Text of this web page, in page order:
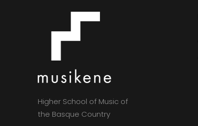
Higher School of Music of
the Basque Country